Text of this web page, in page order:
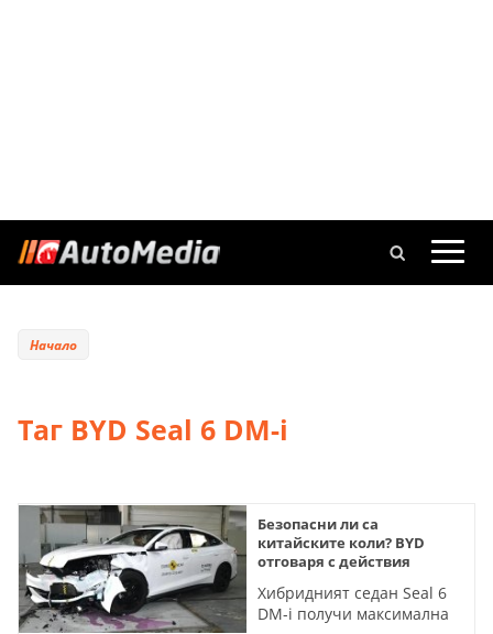
Начало
Таг BYD Seal 6 DM-i
Безопасни ли са
китайските коли? BYD
отговаря с действия
Хибридният седан Seal 6
DM-i получи максимална